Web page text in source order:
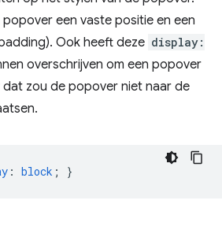
een vaste positie en een
Ook heeft deze display:
overschrijven om een ​​popover
zou de popover niet naar de
: block ; }